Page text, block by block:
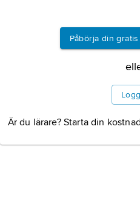
Påbörja din
Är du lärare? Starta din